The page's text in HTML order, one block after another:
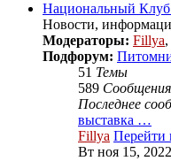
Национальный
Новости,
Модераторы: Fillya,
Подфорум:
51 Темы
589 Сообщения
Последнее
выставка …
Fillya Перейти
Вт ноя 15,